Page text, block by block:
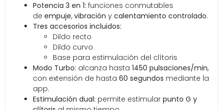
Potencia 3 en 1: funciones conmutables
de empuje, vibración y calentamiento controlado.
Tres accesorios incluidos:
Dildo recto
Dildo curvo
Base para estimulación del clítoris
Modo Turbo: alcanza hasta 1450 pulsaciones/min,
con extensión de hasta 60 segundos mediante la
app.
Estimulación dual: permite estimular punto G y